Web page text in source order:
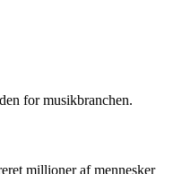
for musikbranchen.
millioner af mennesker